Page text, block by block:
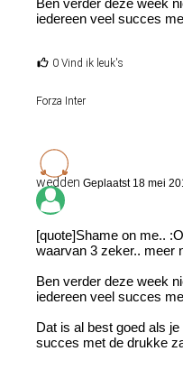
iedereen veel succes
0 Vind ik leuk's
Forza Inter
wedden Geplaatst 18 mei
[quote]Shame on me..
waarvan 3 zeker.. meer
Ben verder deze week
iedereen veel succes
Dat is al best goed als
succes met de drukke